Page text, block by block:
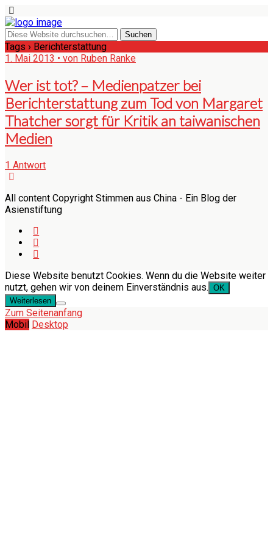
Tags › Berichterstattung
1. Mai 2013 • von Ruben Ranke
Wer ist tot? – Medienpatzer bei
Berichterstattung zum Tod von Margaret
Thatcher sorgt für Kritik an taiwanischen
Medien
1 Antwort
All content Copyright Stimmen aus China - Ein Blog der
Asienstiftung
Diese Website benutzt Cookies. Wenn du die Website weiter
nutzt, gehen wir von deinem Einverständnis aus. OK
Weiterlesen
Zum Seitenanfang
Mobil Desktop